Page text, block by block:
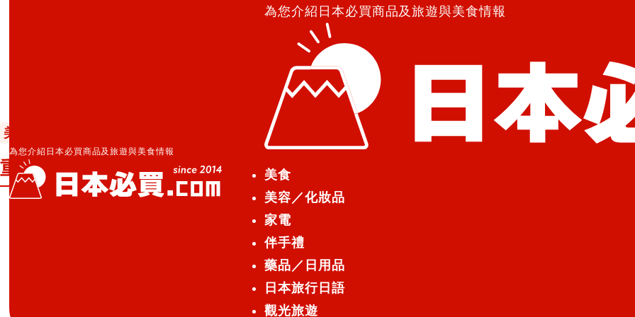
為您介紹日本必買商品及旅遊與美食情報
為您介紹日本必買商品及旅遊與美食情報
美食
美容／化妝品
家電
伴手禮
藥品／日用品
日本旅行日語
觀光旅遊
重新公佈！Nikko Three Monkeys禮贈送企劃！
美食
重新公佈！Nikko Three Monkeys禮贈送企劃！
重新公佈！日本清酒好禮贈送企劃！
Nikko Three Monkeys就要致贈給10位日本必買.com訪問者！